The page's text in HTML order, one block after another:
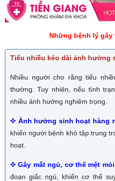
Những bệnh lý
Tiểu nhiều kéo dài ảnh hưởng
Nhiều người cho rằng tiểu
thường. Tuy nhiên, nếu tình
nhiều ảnh hưởng nghiêm trọng.
✜ Ảnh hưởng sinh hoạt hàng
khiến người bệnh khó tập trung
hoạt.
✜Gây mất ngủ, cơ thể mệt
đoạn giấc ngủ, khiến cơ thể